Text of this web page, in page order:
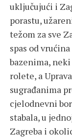
uključujući i
porastu,
težom za sve
spas od
bazenima,
rolete, a
sugrađanima
cjelodnevni
stabala, u
Zagreba i